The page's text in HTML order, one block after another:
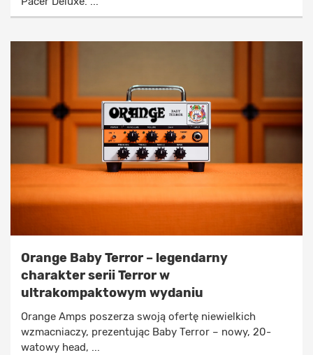
Orange Baby Terror – legendarny
charakter serii Terror w
ultrakompaktowym wydaniu
Orange Amps poszerza swoją ofertę niewielkich
wzmacniaczy, prezentując Baby Terror – nowy, 20-
watowy head, ...